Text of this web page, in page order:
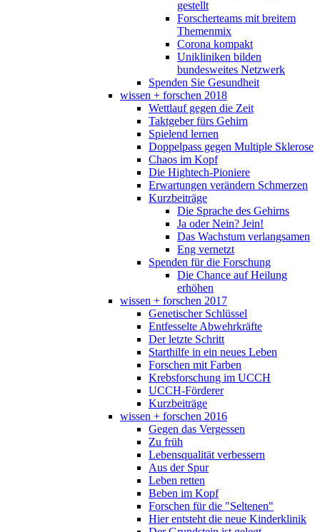
gestellt
Forscherteams mit breitem
Themenmix
Corona kompakt
Unikliniken bilden
bundesweites Netzwerk
Spenden Sie Gesundheit
wissen + forschen 2018
Wettlauf gegen die Zeit
Taktgeber fürs Gehirn
Spielend lernen
Doppelpass gegen Multiple Sklerose
Chaos im Kopf
Die Hightech-Pioniere
Erwartungen verändern Schmerzen
Kurzbeiträge
Die Sprache des Gehirns
Ja oder Nein? Jein!
Das Wachstum verlangsamen
Eng vernetzt
Spenden für die Forschung
Die Chance auf Heilung
erhöhen
wissen + forschen 2017
Genetischer Schlüssel
Entfesselte Abwehrkräfte
Der letzte Schritt
Starthilfe in ein neues Leben
Forschen mit Farben
Krebsforschung im UCCH
UCCH-Förderer
Kurzbeiträge
wissen + forschen 2016
Gegen das Vergessen
Zu früh
Lebensqualität verbessern
Aus der Spur
Leben retten
Beben im Kopf
Forschen für die "Seltenen"
Hier entsteht die neue Kinderklinik